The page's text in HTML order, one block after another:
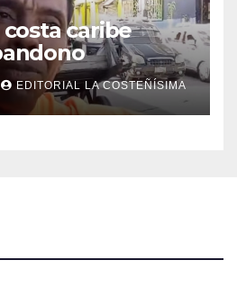
caribe
EDITORIAL LA COSTEÑÍSIMA